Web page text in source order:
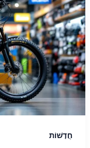
חֲדָשׁוֹת